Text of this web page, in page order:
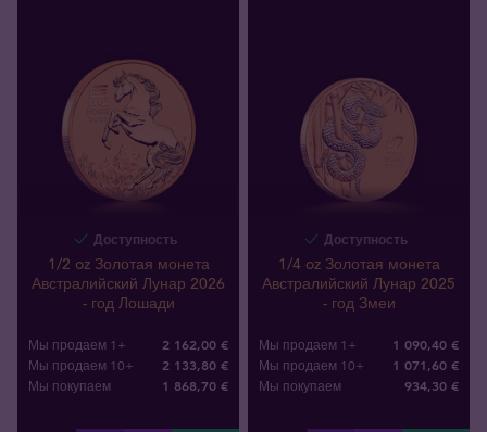
Доступность
1/2 oz Золотая монета
Австралийский Лунар 2026
- год Лошади
Мы продаем 1+ 2 162,00 €
Мы продаем 10+ 2 133,80 €
Мы покупаем 1 868,70 €
Доступность
1/4 oz Золотая монета
Австралийский Лунар 2025
- год Змеи
Мы продаем 1+ 1 090,40 €
Мы продаем 10+ 1 071,60 €
Мы покупаем 934,30 €